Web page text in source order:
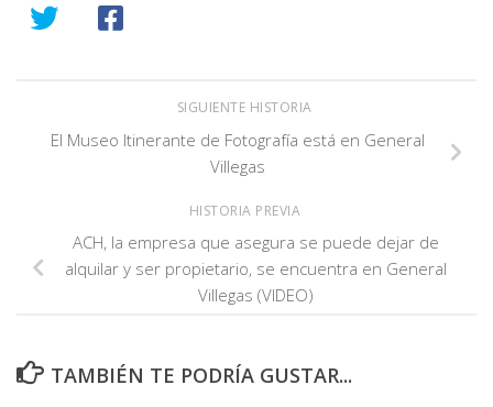
SIGUIENTE HISTORIA
El Museo Itinerante de Fotografía está en General
Villegas
HISTORIA PREVIA
ACH, la empresa que asegura se puede dejar de
alquilar y ser propietario, se encuentra en General
Villegas (VIDEO)
TAMBIÉN TE PODRÍA GUSTAR...